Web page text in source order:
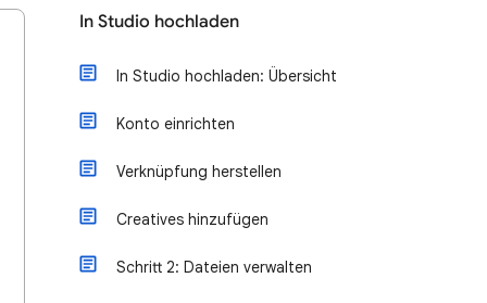
In Studio hochladen
In Studio hochladen: Übersicht
Konto einrichten
Verknüpfung herstellen
Creatives hinzufügen
Schritt 2: Dateien verwalten